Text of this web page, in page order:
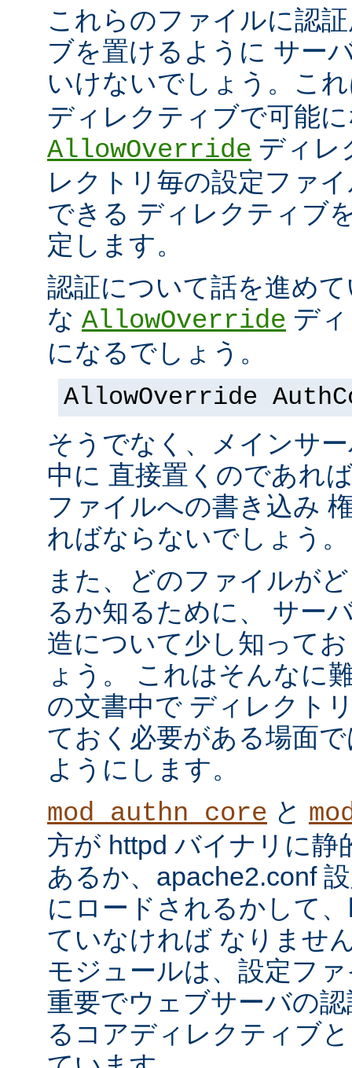
これらのファイルに認
ブを置けるように サー
いけないでしょう。こ
ディレクティブで可能
AllowOverride ディレ
レクトリ毎の設定ファ
できる ディレクティブ
定します。
認証について話を進め
な AllowOverride デ
になるでしょう。
AllowOverride
そうでなく、メインサ
中に 直接置くのであれ
ファイルへの書き込み
ればならないでしょう。
また、どのファイルが
るか知るために、 サー
造について少し知って
ょう。 これはそんなに
の文書中で ディレクト
ておく必要がある場面
ようにします。
mod_authn_core と
方が httpd バイナリに静
あるか、apache2.conf
にロードされるかして
ていなければ なりませ
モジュールは、設定フ
重要でウェブサーバの
るコアディレクティブ